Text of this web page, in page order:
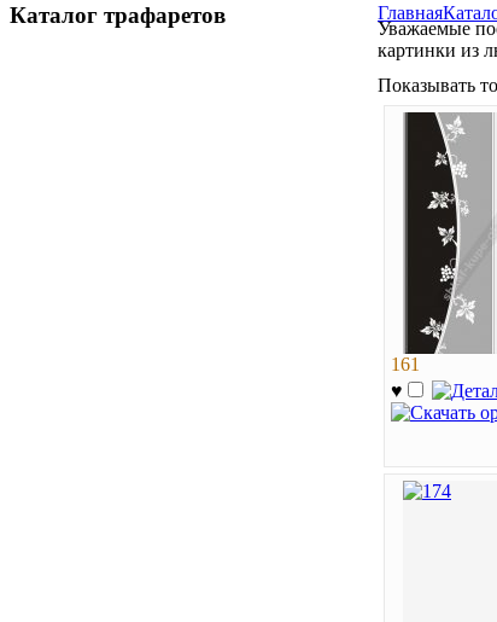
Главная
Уважаемые
картинки из
Показывать
161
♥
Каталог трафаретов